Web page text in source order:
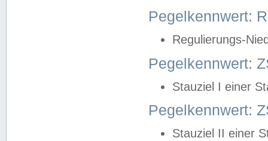
Pegelkennwert:
Regulierungs-
Pegelkennwert:
Stauziel I einer
Pegelkennwert:
Stauziel II einer